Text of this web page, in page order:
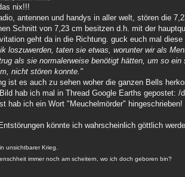
nix!!!
antennen und handys in aller welt, stören die
Schnitt von 7,23 cm besitzen d.h. mit der
geht da in die Richtung. guck euch mal diese
loszuwerden, taten sie etwas, worunter wir als
als sie normalerweise benötigt hätten, um so
nicht stören konnte."
ist es auch zu sehen woher die ganzen Bells
hab ich mal in Thread Google Earths gepostet: /
hab ich ein Wort "Meuchelmörder" hingeschrieben!
könnte ich wahrscheinlich göttlich
unsichtbarer Krieg.
immer noch am scheitern, wo ich doch geboren bin?